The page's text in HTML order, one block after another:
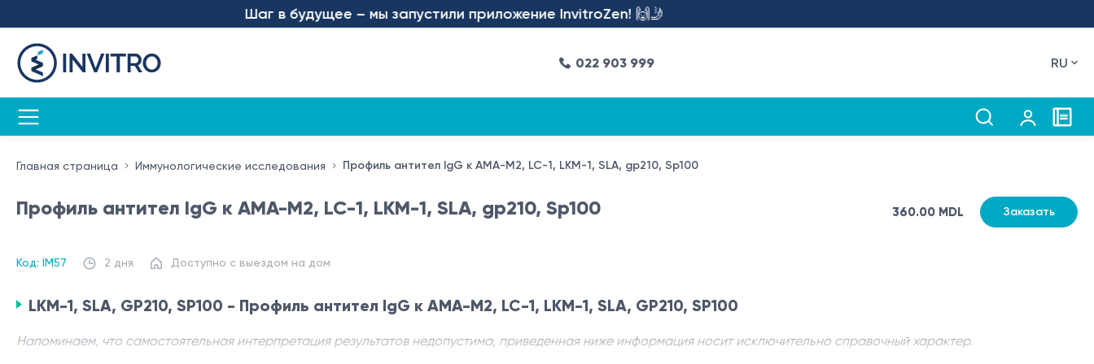
Шаг в будущее – мы запустили приложение InvitroZen! 🙌🤳
022 903 999 RU
Главная страница Иммунологические исследования Профиль антител IgG к AMA-M2, LC-1, LKM-1, SLA, gp210, Sp100
Профиль антител IgG к AMA-M2, LC-1, LKM-1, SLA, gp210, Sp100
Код: IM57 2 дня Доступно с выездом на дом
360.00 MDL Заказать
LKM-1, SLA, GP210, SP100 - Профиль антител IgG к AMA-M2, LC-1, LKM-1, SLA, GP210, SP100
Напоминаем, что самостоятельная интерпретация результатов недопустима, приведенная ниже информация носит исключительно справочный характер.